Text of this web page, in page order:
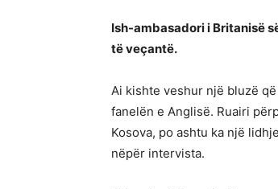
Ish-ambasadori i Britanisë
të veçantë.
Ai kishte veshur një bluzë
fanelën e Anglisë. Ruairi
Kosova, po ashtu ka një
nëpër intervista.